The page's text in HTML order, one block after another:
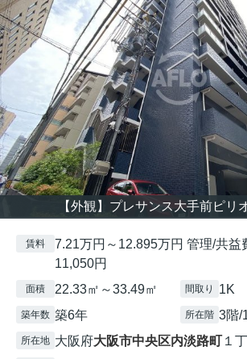
【外観】プレサンス大手前ピ
賃料
7.21万円～12.895万円 管理/共益
11,050円
面積 22.33㎡～33.49㎡ 間取り 1K
築年数 築6年 所在階 3階/
所在地 大阪府大阪市中央区内淡路町 １